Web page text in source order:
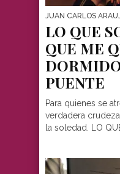
JUAN CARLOS
LO QUE
QUE ME
PUENTE
Para quienes se
verdadera
la soledad. LO